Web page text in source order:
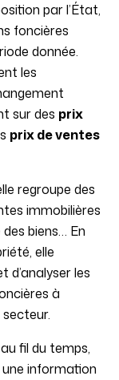
par l’État,
foncières
donnée.
les
sur des prix
prix de ventes
regroupe des
immobilières
biens… En
elle
d’analyser les
à
secteur.
fil du temps,
information